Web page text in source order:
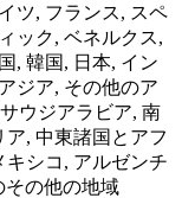
ツ, フランス, スペ
ック, ベネルクス,
, 韓国, 日本, イン
ジア, その他のア
ウジアラビア, 南
, 中東諸国とアフ
キシコ, アルゼンチ
その他の地域